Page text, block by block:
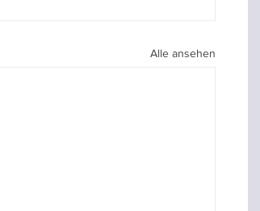
Alle ansehen